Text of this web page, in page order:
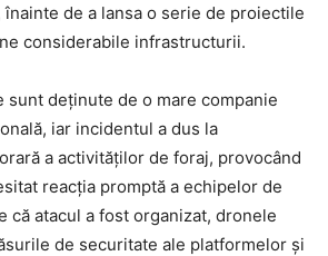
de a lansa o serie de proiectile
considerabile infrastructurii.
sunt deținute de o mare companie
iar incidentul a dus la
a activităților de foraj, provocând
reacția promptă a echipelor de
că atacul a fost organizat, dronele
de securitate ale platformelor și